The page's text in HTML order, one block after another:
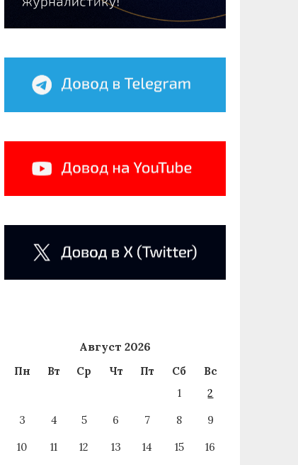
Август 2026
Пн Вт Ср Чт Пт Сб
Вс
1
2
3
4 5 6 7 8
9
10
11 12 13 14 15
16